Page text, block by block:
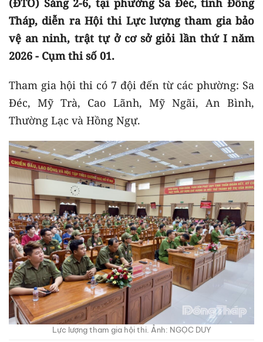
(ĐTO) Sáng 2-6, tại phường Sa Đéc, tỉnh Đồng
Tháp, diễn ra Hội thi Lực lượng tham gia bảo
vệ an ninh, trật tự ở cơ sở giỏi lần thứ I năm
2026 - Cụm thi số 01.
Tham gia hội thi có 7 đội đến từ các phường: Sa
Đéc, Mỹ Trà, Cao Lãnh, Mỹ Ngãi, An Bình,
Thường Lạc và Hồng Ngự.
Lực lượng tham gia hội thi. Ảnh: NGỌC DUY